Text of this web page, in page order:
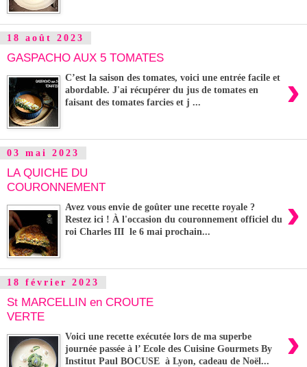
18 août 2023
GASPACHO AUX 5 TOMATES
›
C’est la saison des tomates, voici une entrée facile et
abordable. J'ai récupérer du jus de tomates en
faisant des tomates farcies et j ...
03 mai 2023
LA QUICHE DU
COURONNEMENT
›
Avez vous envie de goûter une recette royale ?
Restez ici ! À l'occasion du couronnement officiel du
roi Charles III le 6 mai prochain...
18 février 2023
St MARCELLIN en CROUTE
VERTE
›
Voici une recette exécutée lors de ma superbe
journée passée à l’ Ecole des Cuisine Gourmets By
Institut Paul BOCUSE à Lyon, cadeau de Noël...